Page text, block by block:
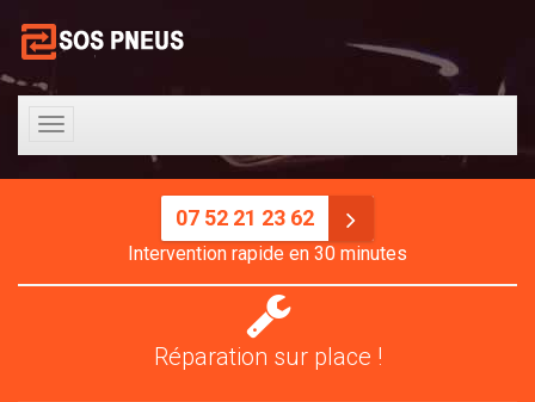
Toggle
navigation
07 52 21 23 62
Intervention rapide en 30 minutes
Réparation
pneus
Réparation sur place !